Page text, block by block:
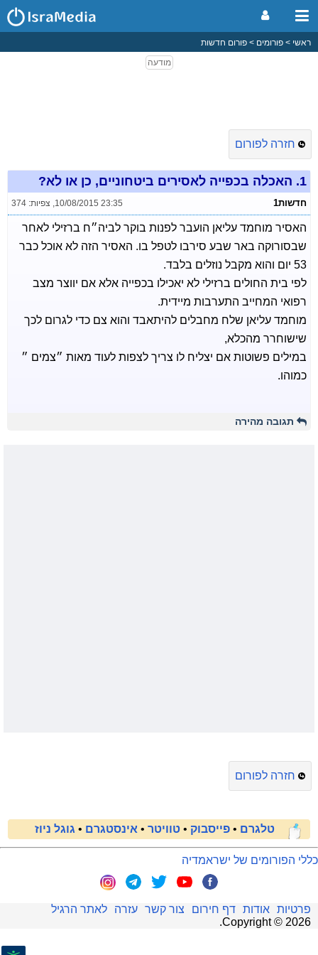
ראשי פורומים פורום חדשות
חזרה לפורום
1. האכלה בכפייה לאסירים ביטחוניים, כן או לא?
חדשות1 10/08/2015 23:35
, צפיות: 374
האסיר מוחמד עליאן הועבר לפנות בוקר לביה״ח ברזילי לאחר
שבסורוקה באר שבע סירבו לטפל בו. האסיר הזה לא אוכל כבר
53 יום והוא מקבל נוזלים בלבד.
לפי בית החולים ברזילי לא יאכילו בכפייה אלא אם יווצר מצב
רפואי המחייב התערבות מיידית.
מוחמד עליאן שלח מחבלים להיתאבד והוא צם כדי לגרום לכך
שישוחרר מהכלא,
במילים פשוטות אם יצליח לו צריך לצפות לעוד מאות ״צמים ״
כמוהו.
תגובה מהירה
חזרה לפורום
טלגרם • פייסבוק • טוויטר • אינסטגרם • גוגל ניוז
כללי הפורומים של ישראמדיה
פרטיות אודות דף חירום צור קשר עזרה
לאתר הרגיל
Copyright © 2026
.